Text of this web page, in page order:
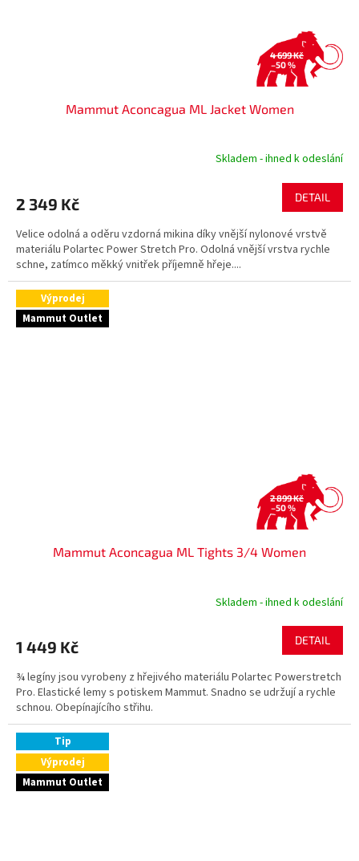
4 699 Kč
–50 %
Mammut Aconcagua ML Jacket Women
Skladem - ihned k odeslání
2 349 Kč DETAIL
Velice odolná a oděru vzdorná mikina díky vnější nylonové vrstvě
materiálu Polartec Power Stretch Pro. Odolná vnější vrstva rychle
schne, zatímco měkký vnitřek příjemně hřeje....
Výprodej
Mammut Outlet
2 899 Kč
–50 %
Mammut Aconcagua ML Tights 3/4 Women
Skladem - ihned k odeslání
1 449 Kč DETAIL
¾ legíny jsou vyrobeny z hřejivého materiálu Polartec Powerstretch
Pro. Elastické lemy s potiskem Mammut. Snadno se udržují a rychle
schnou. Obepínajícího střihu.
Tip
Výprodej
Mammut Outlet